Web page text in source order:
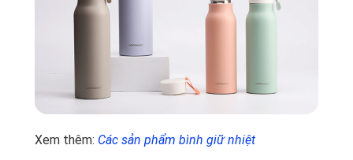
Xem thêm: Các sản phẩm bình giữ nhiệt